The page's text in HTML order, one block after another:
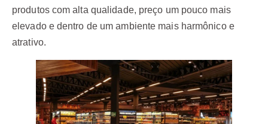
produtos com alta qualidade, preço um pouco mais
elevado e dentro de um ambiente mais harmônico e
atrativo.